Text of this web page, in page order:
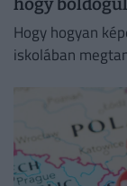
Hogy hogyan
iskolában